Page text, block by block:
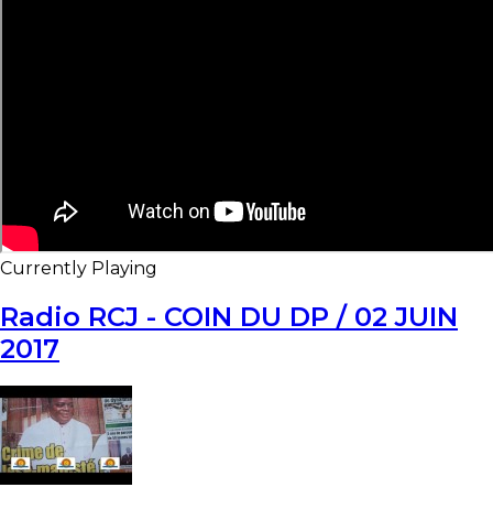
Currently Playing
Radio RCJ - COIN DU DP / 02 JUIN
2017